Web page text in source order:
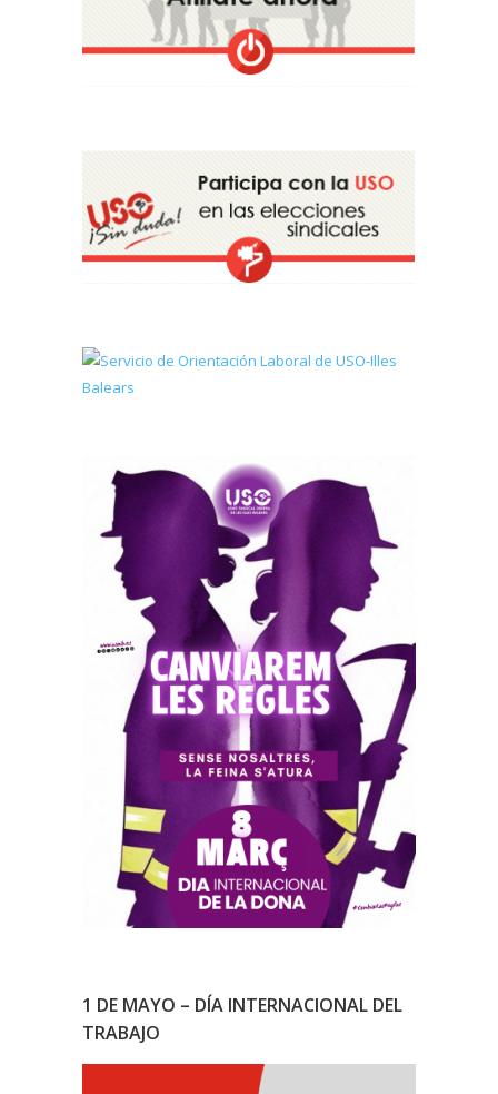
1 DE MAYO – DÍA INTERNACIONAL DEL
TRABAJO